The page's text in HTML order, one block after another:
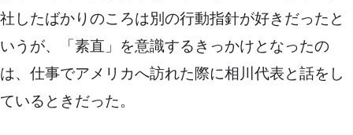
社したばかりのころは別の行動指針が好きだったと
いうが、「素直」を意識するきっかけとなったの
は、仕事でアメリカへ訪れた際に相川代表と話をし
ているときだった。